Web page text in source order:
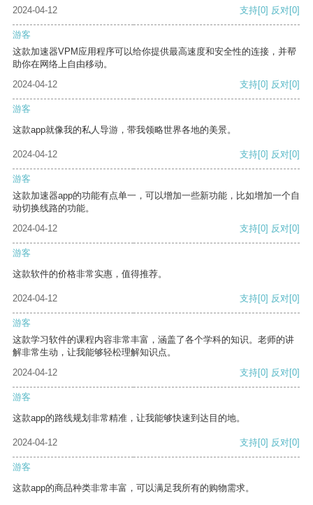
2024-04-12 支持[0] 反对[0]
游客
这款加速器VPM应用程序可以给你提供最高速度和安全性的连接，并帮
助你在网络上自由移动。
2024-04-12
支持[0] 反对[0]
游客
这款app就像我的私人导游，带我领略世界各地的美景。
2024-04-12 支持[0] 反对[0]
游客
这款加速器app的功能有点单一，可以增加一些新功能，比如增加一个自
动切换线路的功能。
2024-04-12
支持[0] 反对[0]
游客
这款软件的价格非常实惠，值得推荐。
2024-04-12 支持[0] 反对[0]
游客
这款学习软件的课程内容非常丰富，涵盖了各个学科的知识。老师的讲
解非常生动，让我能够轻松理解知识点。
2024-04-12
支持[0] 反对[0]
游客
这款app的路线规划非常精准，让我能够快速到达目的地。
2024-04-12 支持[0] 反对[0]
游客
这款app的商品种类非常丰富，可以满足我所有的购物需求。